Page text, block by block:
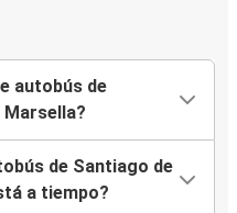
autobús de
de Santiago de
a tiempo?